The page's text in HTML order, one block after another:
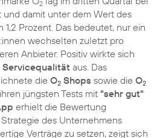
2
und damit unter dem Wert des
1,2 Prozent. Das bedeutet, nur ein
wechselten zuletzt pro
Anbieter. Positiv wirkte sich
aus. Das
die O2 Shops sowie die O2
jüngsten Tests mit "sehr gut"
erhielt die Bewertung
Strategie des Unternehmens
Verträge zu setzen, zeigt sich